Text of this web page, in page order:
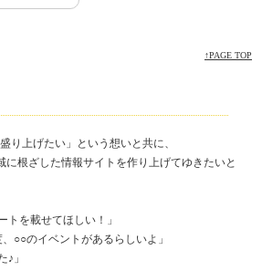
↑PAGE TOP
り上げたい」という想いと共に、
根ざした情報サイトを作り上げてゆきたいと
トを載せてほしい！」
○○のイベントがあるらしいよ」
♪」